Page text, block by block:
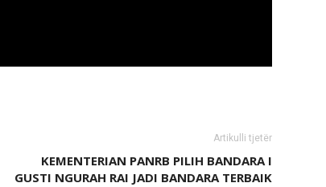
Artikulli tjetër
KEMENTERIAN PANRB PILIH BANDARA I
GUSTI NGURAH RAI JADI BANDARA TERBAIK